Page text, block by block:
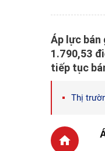
Áp lực
1.790,53
tiếp tục
Thị